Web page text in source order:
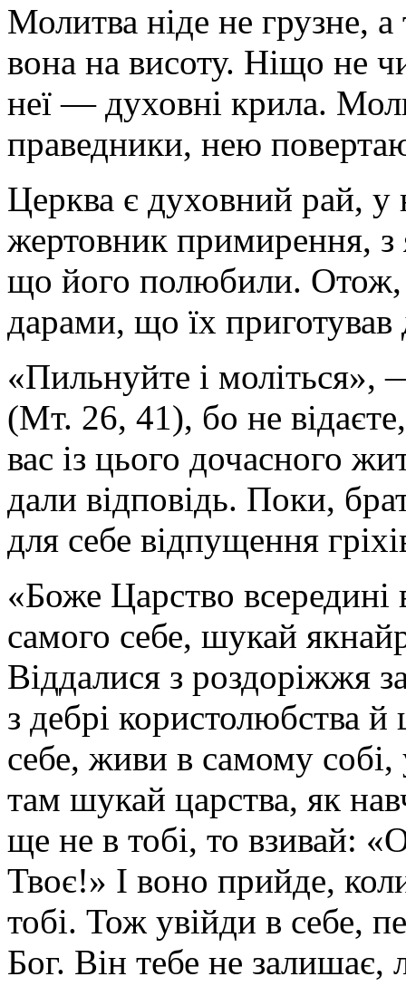
Молитва ніде не грузне,
вона на висоту. Ніщо не
неї — духовні крила.
праведники, нею
Церква є духовний рай,
жертовник примирення, з
що його полюбили. Отож,
дарами, що їх приготував
«Пильнуйте і моліться»,
(Мт. 26, 41), бо не
вас із цього дочасного
дали відповідь. Поки,
для себе відпущення
«Боже Царство
самого себе, шукай
Віддалися з роздоріжжя
з дебрі користолюбства
себе, живи в самому собі,
там шукай царства, як
ще не в тобі, то взивай:
Твоє!» І воно прийде,
тобі. Тож увійди в себе,
Бог. Він тебе не